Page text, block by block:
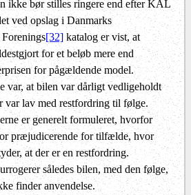
ikke bør stilles ringere end efter KAL
ved opslag i Danmarks
[32]katalog er vist, at
for et beløb mere end
for pågældende model.
var, at bilen var dårligt vedligeholdt
var lav med restfordring til følge.
er generelt formuleret, hvorfor
præjudicerende for tilfælde, hvor
at der er en restfordring.
således bilen, med den følge,
finder anvendelse.